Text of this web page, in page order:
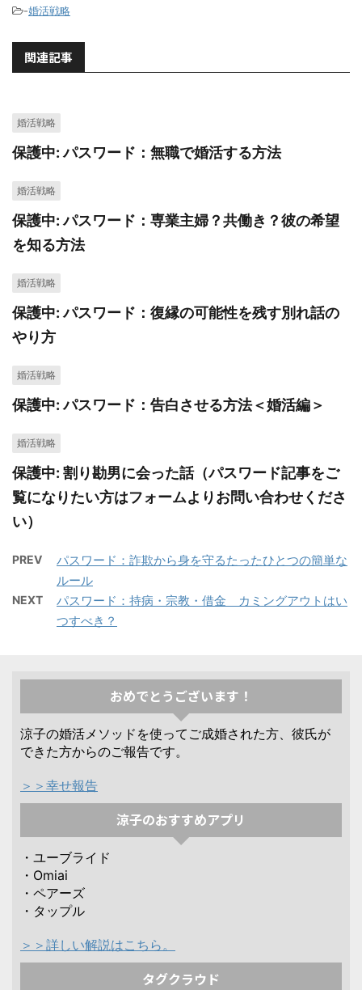
-婚活戦略
関連記事
婚活戦略
保護中: パスワード：無職で婚活する方法
婚活戦略
保護中: パスワード：専業主婦？共働き？彼の希望
を知る方法
婚活戦略
保護中: パスワード：復縁の可能性を残す別れ話の
やり方
婚活戦略
保護中: パスワード：告白させる方法＜婚活編＞
婚活戦略
保護中: 割り勘男に会った話（パスワード記事をご
覧になりたい方はフォームよりお問い合わせくださ
い）
PREV
パスワード：詐欺から身を守るたったひとつの簡単な
ルール
NEXT
パスワード：持病・宗教・借金 カミングアウトはい
つすべき？
おめでとうございます！
涼子の婚活メソッドを使ってご成婚された方、彼氏が
できた方からのご報告です。
＞＞幸せ報告
涼子のおすすめアプリ
・ユーブライド
・Omiai
・ペアーズ
・タップル
＞＞詳しい解説はこちら。
タグクラウド